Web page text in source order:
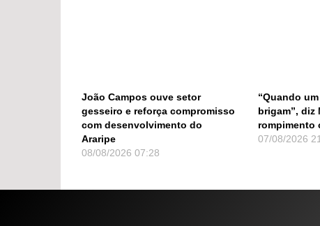
João Campos ouve setor
gesseiro e reforça compromisso
com desenvolvimento do
Araripe
08/08/2026 07:28
“Quando
brigam”, diz
rompimento
07/08/2026